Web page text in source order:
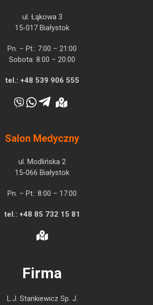
ul. Łąkowa 3
15-017 Białystok
Pn. – Pt.: 7:00 – 21:00
Sobota: 8:00 – 20:00
tel.: +48 539 906 555
Salon Medyczny
ul. Modlińska 2
15-066 Białystok
Pn. – Pt.: 8:00 – 17:00
tel.: +48 85 732 15 81
Firma
L.J. Stankiewicz Sp. J.